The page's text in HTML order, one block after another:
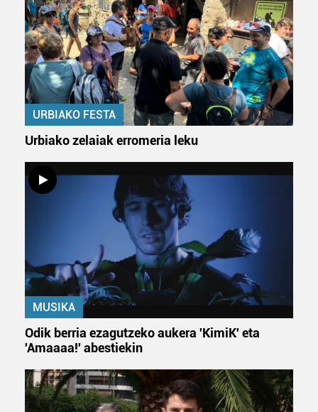
URBIAKO FESTA
Urbiako zelaiak erromeria leku
MUSIKA
Odik berria ezagutzeko aukera 'KimiK' eta
'Amaaaa!' abestiekin